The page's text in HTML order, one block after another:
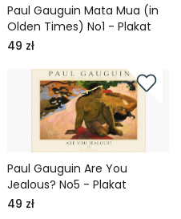
Paul Gauguin Mata Mua (in
Olden Times) No1 - Plakat
49 zł
Paul Gauguin Are You
Jealous? No5 - Plakat
49 zł